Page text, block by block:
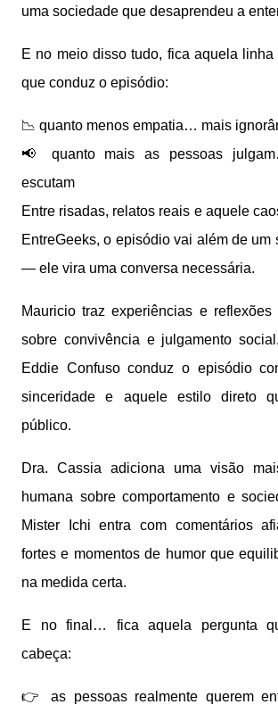
uma sociedade que desaprendeu a
E no meio disso tudo, fica aquela linha
que conduz o episódio:
📉 quanto menos empatia… mais
📢 quanto mais as pessoas
escutam
Entre risadas, relatos reais e aquele
EntreGeeks, o episódio vai além de um
— ele vira uma conversa necessária.
Mauricio traz experiências e reflexões
sobre convivência e julgamento
Eddie Confuso conduz o episódio
sinceridade e aquele estilo direto
público.
Dra. Cassia adiciona uma visão
humana sobre comportamento e
Mister Ichi entra com comentários
fortes e momentos de humor que
na medida certa.
E no final… fica aquela pergunta
cabeça:
👉 as pessoas realmente querem